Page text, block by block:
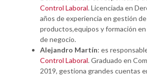
Control Laboral. Licenciada en
años de experiencia en gestión de
productos,equipos y formación
de negocio.
Alejandro Martín: es
Control Laboral. Graduado en
2019, gestiona grandes cuentas